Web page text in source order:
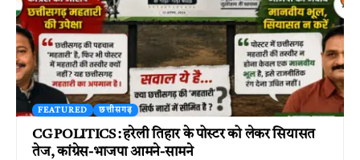
FEATURED छत्तीसगढ़
CG POLITICS : हरेली तिहार के पोस्टर को लेकर सियासत
तेज, कांग्रेस-भाजपा आमने-सामने